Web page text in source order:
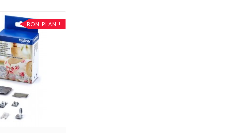
BON PLAN !